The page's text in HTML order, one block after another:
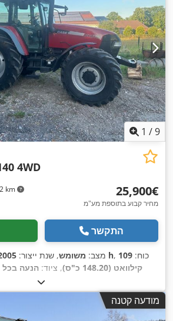
1 /9
km
4WD
‏25,900 ‏€
מחיר קבוע בתוספת מע"מ
התקשר
מצב: משומש, שנת ייצור: 8,900 h , כוח: 109
קילוואט (148.20 כ"ס)
, ציוד: הנעה בכל
מודעה קטנה